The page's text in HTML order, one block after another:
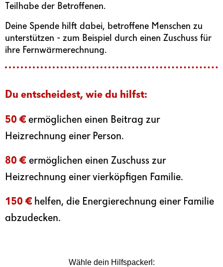
Teilhabe der Betroffenen.
Deine Spende hilft dabei, betroffene Menschen zu
unterstützen - zum Beispiel durch einen Zuschuss für
ihre Fernwärmerechnung.
Du entscheidest, wie du hilfst:
50 € ermöglichen einen Beitrag zur
Heizrechnung einer Person.
80 € ermöglichen einen Zuschuss zur
Heizrechnung einer vierköpfigen Familie.
150 € helfen, die Energierechnung einer Familie
abzudecken.
Wähle dein Hilfspackerl: